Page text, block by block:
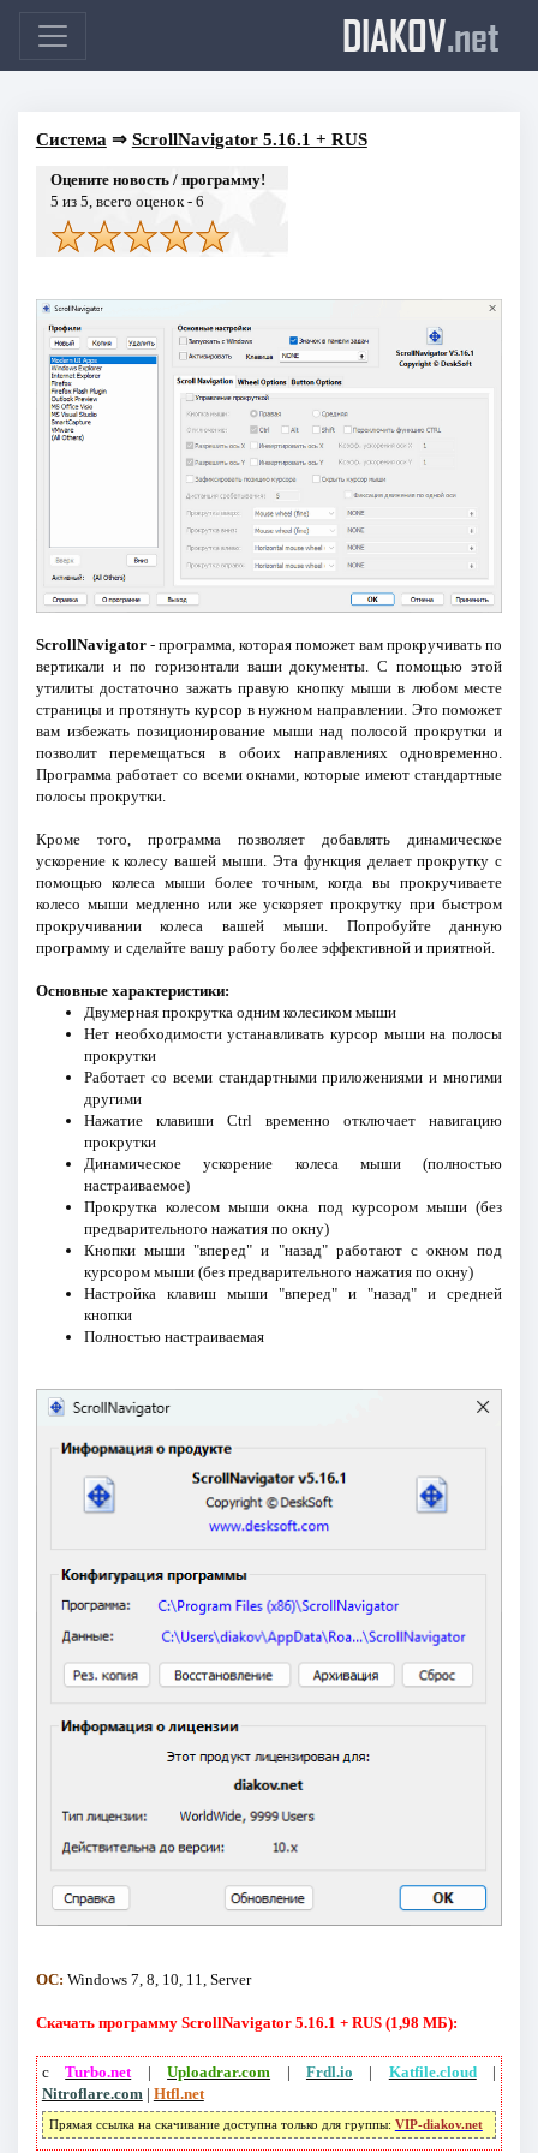
DIAKOV.net
Система ⇒ ScrollNavigator 5.16.1 + RUS
Оцените новость / программу!
5 из 5, всего оценок - 6
ScrollNavigator- программа, которая поможет вам прокручивать по
вертикали и по горизонтали ваши документы. С помощью этой
утилиты достаточно зажать правую кнопку мыши в любом месте
страницы и протянуть курсор в нужном направлении. Это поможет
вам избежать позиционирование мыши над полосой прокрутки и
позволит перемещаться в обоих направлениях одновременно.
Программа работает со всеми окнами, которые имеют стандартные
полосы прокрутки.
Кроме того, программа позволяет добавлять динамическое
ускорение к колесу вашей мыши. Эта функция делает прокрутку с
помощью колеса мыши более точным, когда вы прокручиваете
колесо мыши медленно или же ускоряет прокрутку при быстром
прокручивании колеса вашей мыши. Попробуйте данную
программу и сделайте вашу работу более эффективной и приятной.
Основные характеристики:
Двумерная прокрутка одним колесиком мыши
Нет необходимости устанавливать курсор мыши на полосы
прокрутки
Работает со всеми стандартными приложениями и многими
другими
Нажатие клавиши Ctrl временно отключает навигацию
прокрутки
Динамическое ускорение колеса мыши (полностью
настраиваемое)
Прокрутка колесом мыши окна под курсором мыши (без
предварительного нажатия по окну)
Кнопки мыши "вперед" и "назад" работают с окном под
курсором мыши (без предварительного нажатия по окну)
Настройка клавиш мыши "вперед" и "назад" и средней
кнопки
Полностью настраиваемая
ОС: Windows 7, 8, 10, 11, Server
Скачать программу ScrollNavigator 5.16.1 + RUS (1,98 МБ):
сTurbo.net|Uploadrar.com | Frdl.io | Katfile.cloud|
Nitroflare.com| Htfl.net
Прямая ссылка на скачивание доступна только для группы: VIP-diakov.net